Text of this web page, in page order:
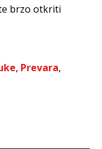
brzo otkriti
, Prevara,